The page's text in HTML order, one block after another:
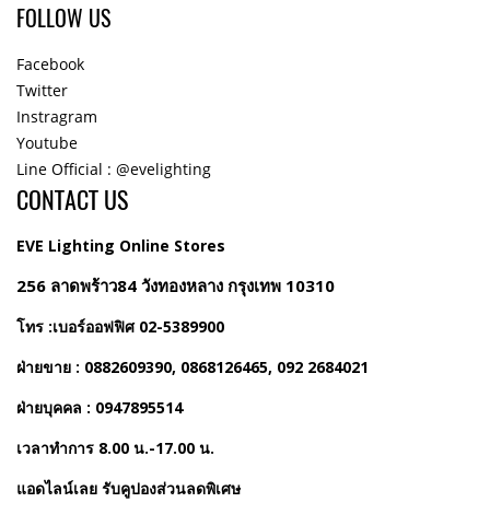
FOLLOW US
Facebook
Twitter
Instragram
Youtube
Line Official : @evelighting
CONTACT US
EVE Lighting Online Stores
256 ลาดพร้าว84 วังทองหลาง กรุงเทพ 10310
โทร :เบอร์ออฟฟิศ 02-5389900
ฝ่ายขาย : 0882609390, 0868126465, 092 2684021
ฝ่ายบุคคล : 0947895514
เวลาทำการ 8.00 น.-17.00 น.
แอดไลน์เลย รับคูปองส่วนลดพิเศษ